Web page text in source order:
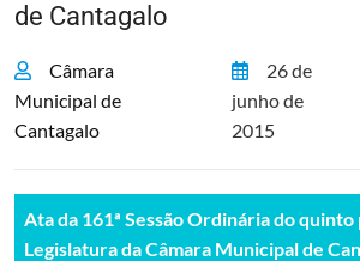
de Cantagalo
Câmara
Municipal de
Cantagalo
26 de
junho de
2015
Ata da 161ª Sessão Ordinária do
Legislatura da Câmara Municipal de